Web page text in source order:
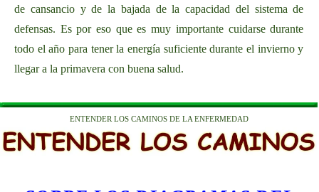
de cansancio y de la bajada de la capacidad del sistema de
defensas. Es por eso que es muy importante cuidarse durante
todo el año para tener la energía suficiente durante el invierno y
llegar a la primavera con buena salud.
ENTENDER LOS CAMINOS DE LA ENFERMEDAD